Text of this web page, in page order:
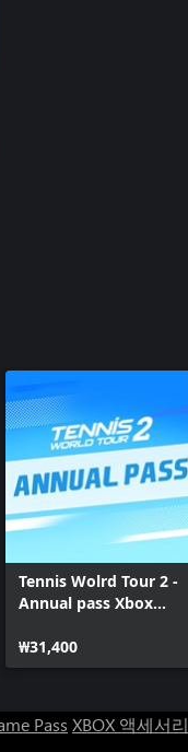
Tennis Wolrd Tour 2 -
Annual pass Xbox
₩31,400
Pass XBOX 액세서리